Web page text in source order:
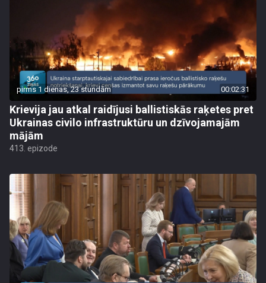
pirms 1 dienas, 23 stundām 00:02:31
Krievija jau atkal raidījusi ballistiskās raķetes pret
Ukrainas civilo infrastruktūru un dzīvojamajām
mājām
413. epizode